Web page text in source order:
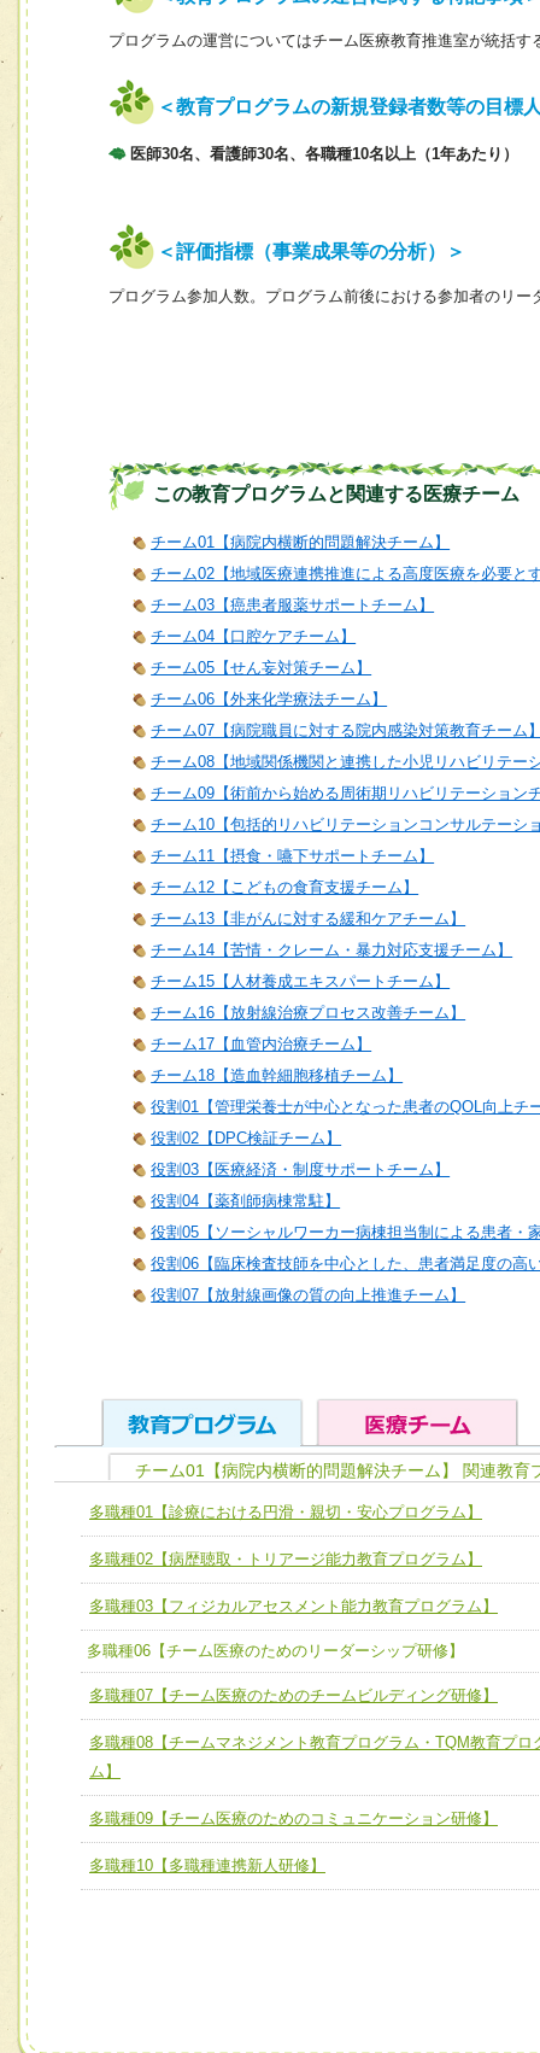
プログラムの運営についてはチーム医療教育推進室が統括す
＜教育プログラムの新規登録者数等の目標
医師30名、看護師30名、各職種10名以上（1年あたり）
＜評価指標（事業成果等の分析）＞
プログラム参加人数。プログラム前後における参加者のリ
この教育プログラムと関連する医療チーム
チーム01【病院内横断的問題解決チーム】
チーム02【地域医療連携推進による高度医療を必要と
チーム03【癌患者服薬サポートチーム】
チーム04【口腔ケアチーム】
チーム05【せん妄対策チーム】
チーム06【外来化学療法チーム】
チーム07【病院職員に対する院内感染対策教育チーム
チーム08【地域関係機関と連携した小児リハビリテー
チーム09【術前から始める周術期リハビリテーション
チーム10【包括的リハビリテーションコンサルテーシ
チーム11【摂食・嚥下サポートチーム】
チーム12【こどもの食育支援チーム】
チーム13【非がんに対する緩和ケアチーム】
チーム14【苦情・クレーム・暴力対応支援チーム】
チーム15【人材養成エキスパートチーム】
チーム16【放射線治療プロセス改善チーム】
チーム17【血管内治療チーム】
チーム18【造血幹細胞移植チーム】
役割01【管理栄養士が中心となった患者のQOL向上チ
役割02【DPC検証チーム】
役割03【医療経済・制度サポートチーム】
役割04【薬剤師病棟常駐】
役割05【ソーシャルワーカー病棟担当制による患者・
役割06【臨床検査技師を中心とした、患者満足度の高
役割07【放射線画像の質の向上推進チーム】
ユニット１ 医療人としての基礎能力
全人的医療を実践する医療人として、必要な基礎能力を身
ける
ユニット２ チーム医療構成力
必要に応じて柔軟に医療チームを組織し、強調できる
ユニット３ 多職種連携力
他職種の視点とスキルを学び、相互理解と連携を深める
チーム01【病院内横断的問題解決チーム】
チーム02【地域医療連携推進による高度医療を必要とする
宅患者等支援チーム】
チーム03【癌患者服薬サポートチーム】
チーム04【口腔ケアチーム】
チーム05【せん妄対策チーム】
チーム07【病院職員に対する院内感染対策教育チーム】
チーム08【地域関係機関と連携した小児リハビリテーショ
チーム01【病院内横断的問題解決チーム】 関連教育
多職種01【診療における円滑・親切・安心プログラム】
多職種02【病歴聴取・トリアージ能力教育プログラム】
多職種03【フィジカルアセスメント能力教育プログラム】
多職種06【チーム医療のためのリーダーシップ研修】
多職種07【チーム医療のためのチームビルディング研修】
多職種08【チームマネジメント教育プログラム・TQM教育プロ
ム】
多職種09【チーム医療のためのコミュニケーション研修】
多職種10【多職種連携新人研修】